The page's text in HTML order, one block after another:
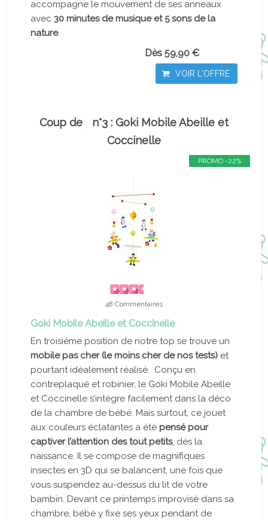
accompagne le mouvement de ses anneaux
avec30 minutes de musique et 5 sons de la
nature.
Dès 59,90 €
VOIR L'OFFRE
Coup de
n°3 : Goki Mobile Abeille et
Coccinelle
PROMO -22%
48 Commentaires
Goki Mobile Abeille et Coccinelle
En troisième position de notre top se trouve un
mobile pas cher (le moins cher de nos tests) et
pourtant idéalement réalisé. Conçu en
contreplaqué et robinier, le Goki Mobile Abeille
et Coccinelle s’intègre facilement dans la déco
de la chambre de bébé. Mais surtout, ce jouet
aux couleurs éclatantes a été pensé pour
captiver l’attention des tout petits, dès la
naissance. Il se compose de magnifiques
insectes en 3D qui se balancent, une fois que
vous suspendez au-dessus du lit de votre
bambin. Devant ce printemps improvisé dans sa
chambre, bébé y fixe ses yeux pendant de